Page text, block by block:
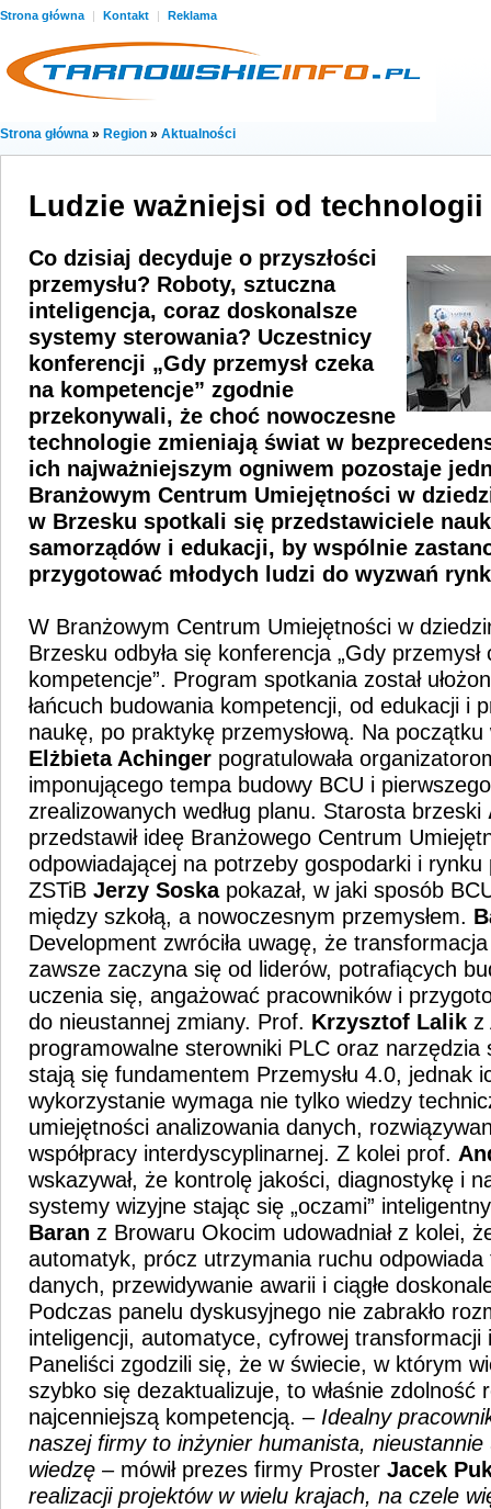
Strona główna | Kontakt | Reklama
Strona główna » Region » Aktualności
Ludzie ważniejsi od technologii
Co dzisiaj decyduje o przyszłości
przemysłu? Roboty, sztuczna
inteligencja, coraz doskonalsze
systemy sterowania? Uczestnicy
konferencji „Gdy przemysł czeka
na kompetencje” zgodnie
przekonywali, że choć nowoczesne
technologie zmieniają świat w
ich najważniejszym ogniwem pozostaje
Branżowym Centrum Umiejętności w
w Brzesku spotkali się przedstawiciele
samorządów i edukacji, by wspólnie
przygotować młodych ludzi do wyzwań
W Branżowym Centrum Umiejętności w
Brzesku odbyła się konferencja „Gdy przemysł
kompetencje”. Program spotkania został
łańcuch budowania kompetencji, od edukacji i
naukę, po praktykę przemysłową. Na początku
Elżbieta Achinger pogratulowała
imponującego tempa budowy BCU i
zrealizowanych według planu. Starosta brzeski
przedstawił ideę Branżowego Centrum
odpowiadającej na potrzeby gospodarki i
ZSTiB Jerzy Soskapokazał, w jaki sposób
między szkołą, a nowoczesnym przemysłem.
Development zwróciła uwagę, że
zawsze zaczyna się od liderów, potrafiących
uczenia się, angażować pracowników i
do nieustannej zmiany. Prof. Krzysztof Lalik z
programowalne sterowniki PLC oraz narzędzia
stają się fundamentem Przemysłu 4.0, jednak
wykorzystanie wymaga nie tylko wiedzy
umiejętności analizowania danych,
współpracy interdyscyplinarnej. Z kolei prof.
wskazywał, że kontrolę jakości, diagnostykę i
systemy wizyjne stając się „oczami”
Baran z Browaru Okocim udowadniał z kolei,
automatyk, prócz utrzymania ruchu odpowiada
danych, przewidywanie awarii i ciągłe
Podczas panelu dyskusyjnego nie zabrakło
inteligencji, automatyce, cyfrowej transformacji
Paneliści zgodzili się, że w świecie, w którym
szybko się dezaktualizuje, to właśnie zdolność
najcenniejszą kompetencją. – Idealny
naszej firmy to inżynier humanista, nieustannie
wiedzę – mówił prezes firmy Proster Jacek
realizacji projektów w wielu krajach, na czele